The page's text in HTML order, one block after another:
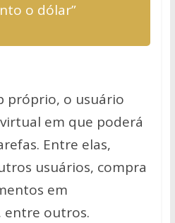
o dólar”
próprio, o usuário
em que poderá
Entre elas,
usuários, compra
em
entre outros.